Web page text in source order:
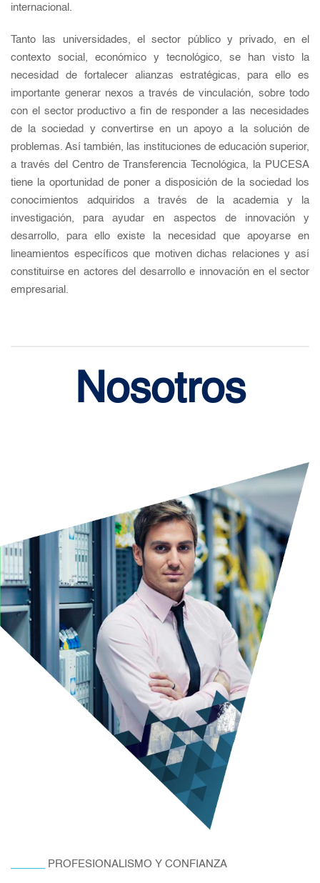
internacional.
Tanto las universidades, el sector público y privado, en el
contexto social, económico y tecnológico, se han visto la
necesidad de fortalecer alianzas estratégicas, para ello es
importante generar nexos a través de vinculación, sobre todo
con el sector productivo a fin de responder a las necesidades
de la sociedad y convertirse en un apoyo a la solución de
problemas. Así también, las instituciones de educación superior,
a través del Centro de Transferencia Tecnológica, la PUCESA
tiene la oportunidad de poner a disposición de la sociedad los
conocimientos adquiridos a través de la academia y la
investigación, para ayudar en aspectos de innovación y
desarrollo, para ello existe la necesidad que apoyarse en
lineamientos específicos que motiven dichas relaciones y así
constituirse en actores del desarrollo e innovación en el sector
empresarial.
Nosotros
PROFESIONALISMO Y CONFIANZA